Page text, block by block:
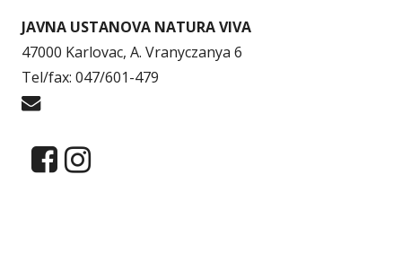
JAVNA USTANOVA NATURA VIVA
47000 Karlovac, A. Vranyczanya 6
Tel/fax: 047/601-479